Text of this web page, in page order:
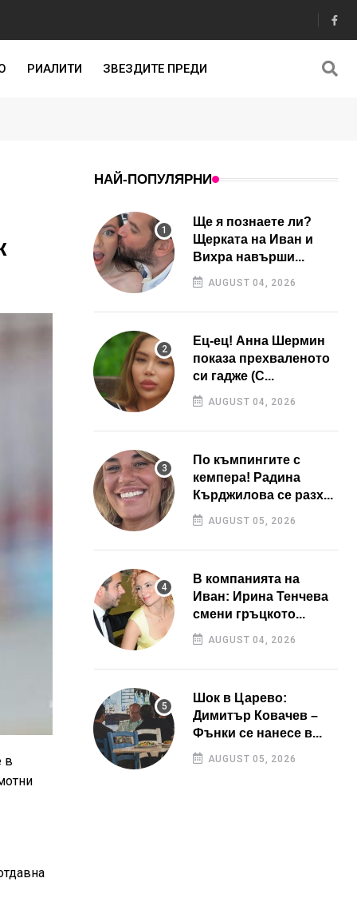
РИАЛИТИ ЗВЕЗДИТЕ ПРЕДИ
в
НАЙ-ПОПУЛЯРНИ
Ще я познаете ли?
Щерката на Иван и
Вихра навърши...
AUGUST 04, 2026
Ец-ец! Анна Шермин
показа прехваленото
си гадже (С...
AUGUST 04, 2026
По къмпингите с
кемпера! Радина
Кърджилова се разх...
AUGUST 05, 2026
В компанията на
Иван: Ирина Тенчева
смени гръцкото...
AUGUST 04, 2026
Шок в Царево:
Димитър Ковачев –
Фънки се нанесе в...
AUGUST 05, 2026